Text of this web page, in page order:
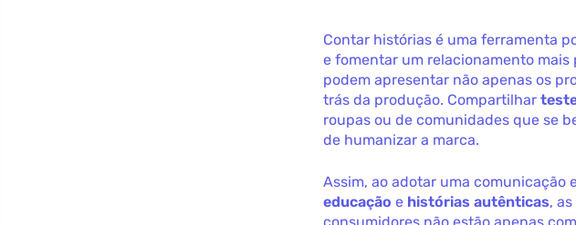
Contar histórias é uma ferramenta
e fomentar um relacionamento
podem apresentar não apenas os
trás da produção. Compartilhar
roupas ou de comunidades que se
de humanizar a marca.
Assim, ao adotar uma
educação e histórias autênticas,
consumidores não estão apenas